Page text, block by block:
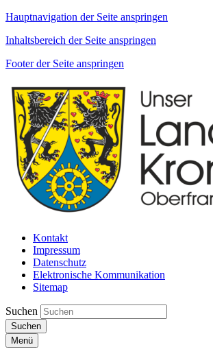
Hauptnavigation der Seite anspringen
Inhaltsbereich der Seite anspringen
Footer der Seite anspringen
Kontakt
Impressum
Datenschutz
Elektronische Kommunikation
Sitemap
Suchen
Suchen
Menü